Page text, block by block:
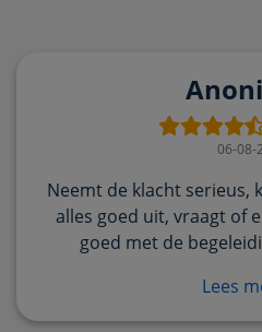
06-08-
Neemt de klacht serieus,
alles goed uit, vraagt of
goed met de
Lees